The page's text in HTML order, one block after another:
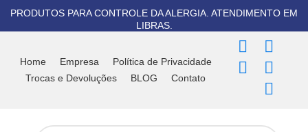
conteúdo
PRODUTOS PARA CONTROLE DA ALERGIA. ATENDIMENTO EM
LIBRAS.
Home Empresa
Política de Privacidade
Trocas e Devoluções
BLOG Contato
F
a
c
o
I
n
s
t
g
T
i
k
k
Y
o
u
t
b
W
h
a
t
a
Pesquisar